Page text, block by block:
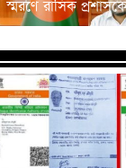
স্মরণে রাসিক